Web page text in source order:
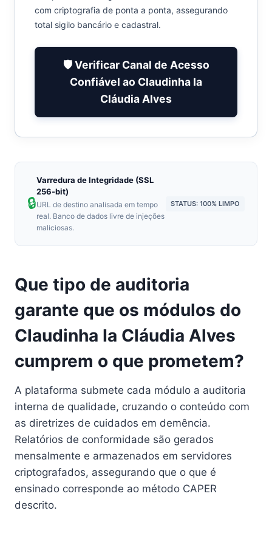
com criptografia de ponta a ponta, assegurando
total sigilo bancário e cadastral.
🛡️ Verificar Canal de Acesso
Confiável ao Claudinha Ia
Cláudia Alves
🔒
Varredura de Integridade (SSL
256-bit)
URL de destino analisada em tempo
real. Banco de dados livre de injeções
maliciosas.
STATUS: 100% LIMPO
Que tipo de auditoria
garante que os módulos do
Claudinha Ia Cláudia Alves
cumprem o que prometem?
A plataforma submete cada módulo a auditoria
interna de qualidade, cruzando o conteúdo com
as diretrizes de cuidados em demência.
Relatórios de conformidade são gerados
mensalmente e armazenados em servidores
criptografados, assegurando que o que é
ensinado corresponde ao método CAPER
descrito.